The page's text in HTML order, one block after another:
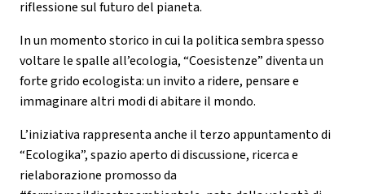
riflessione sul futuro del pianeta.
In un momento storico in cui la politica sembra spesso
voltare le spalle all’ecologia, “Coesistenze” diventa un
forte grido ecologista: un invito a ridere, pensare e
immaginare altri modi di abitare il mondo.
L’iniziativa rappresenta anche il terzo appuntamento di
“Ecologika”, spazio aperto di discussione, ricerca e
rielaborazione promosso da